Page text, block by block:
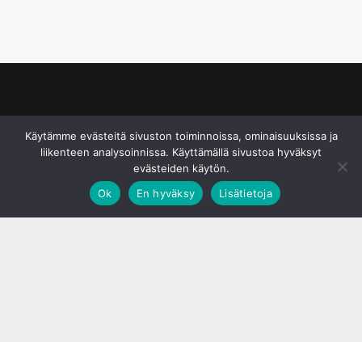
Käytämme evästeitä sivuston toiminnoissa, ominaisuuksissa ja
liikenteen analysoinnissa. Käyttämällä sivustoa hyväksyt
evästeiden käytön.
Ok
En hyväksy Lisätietoja